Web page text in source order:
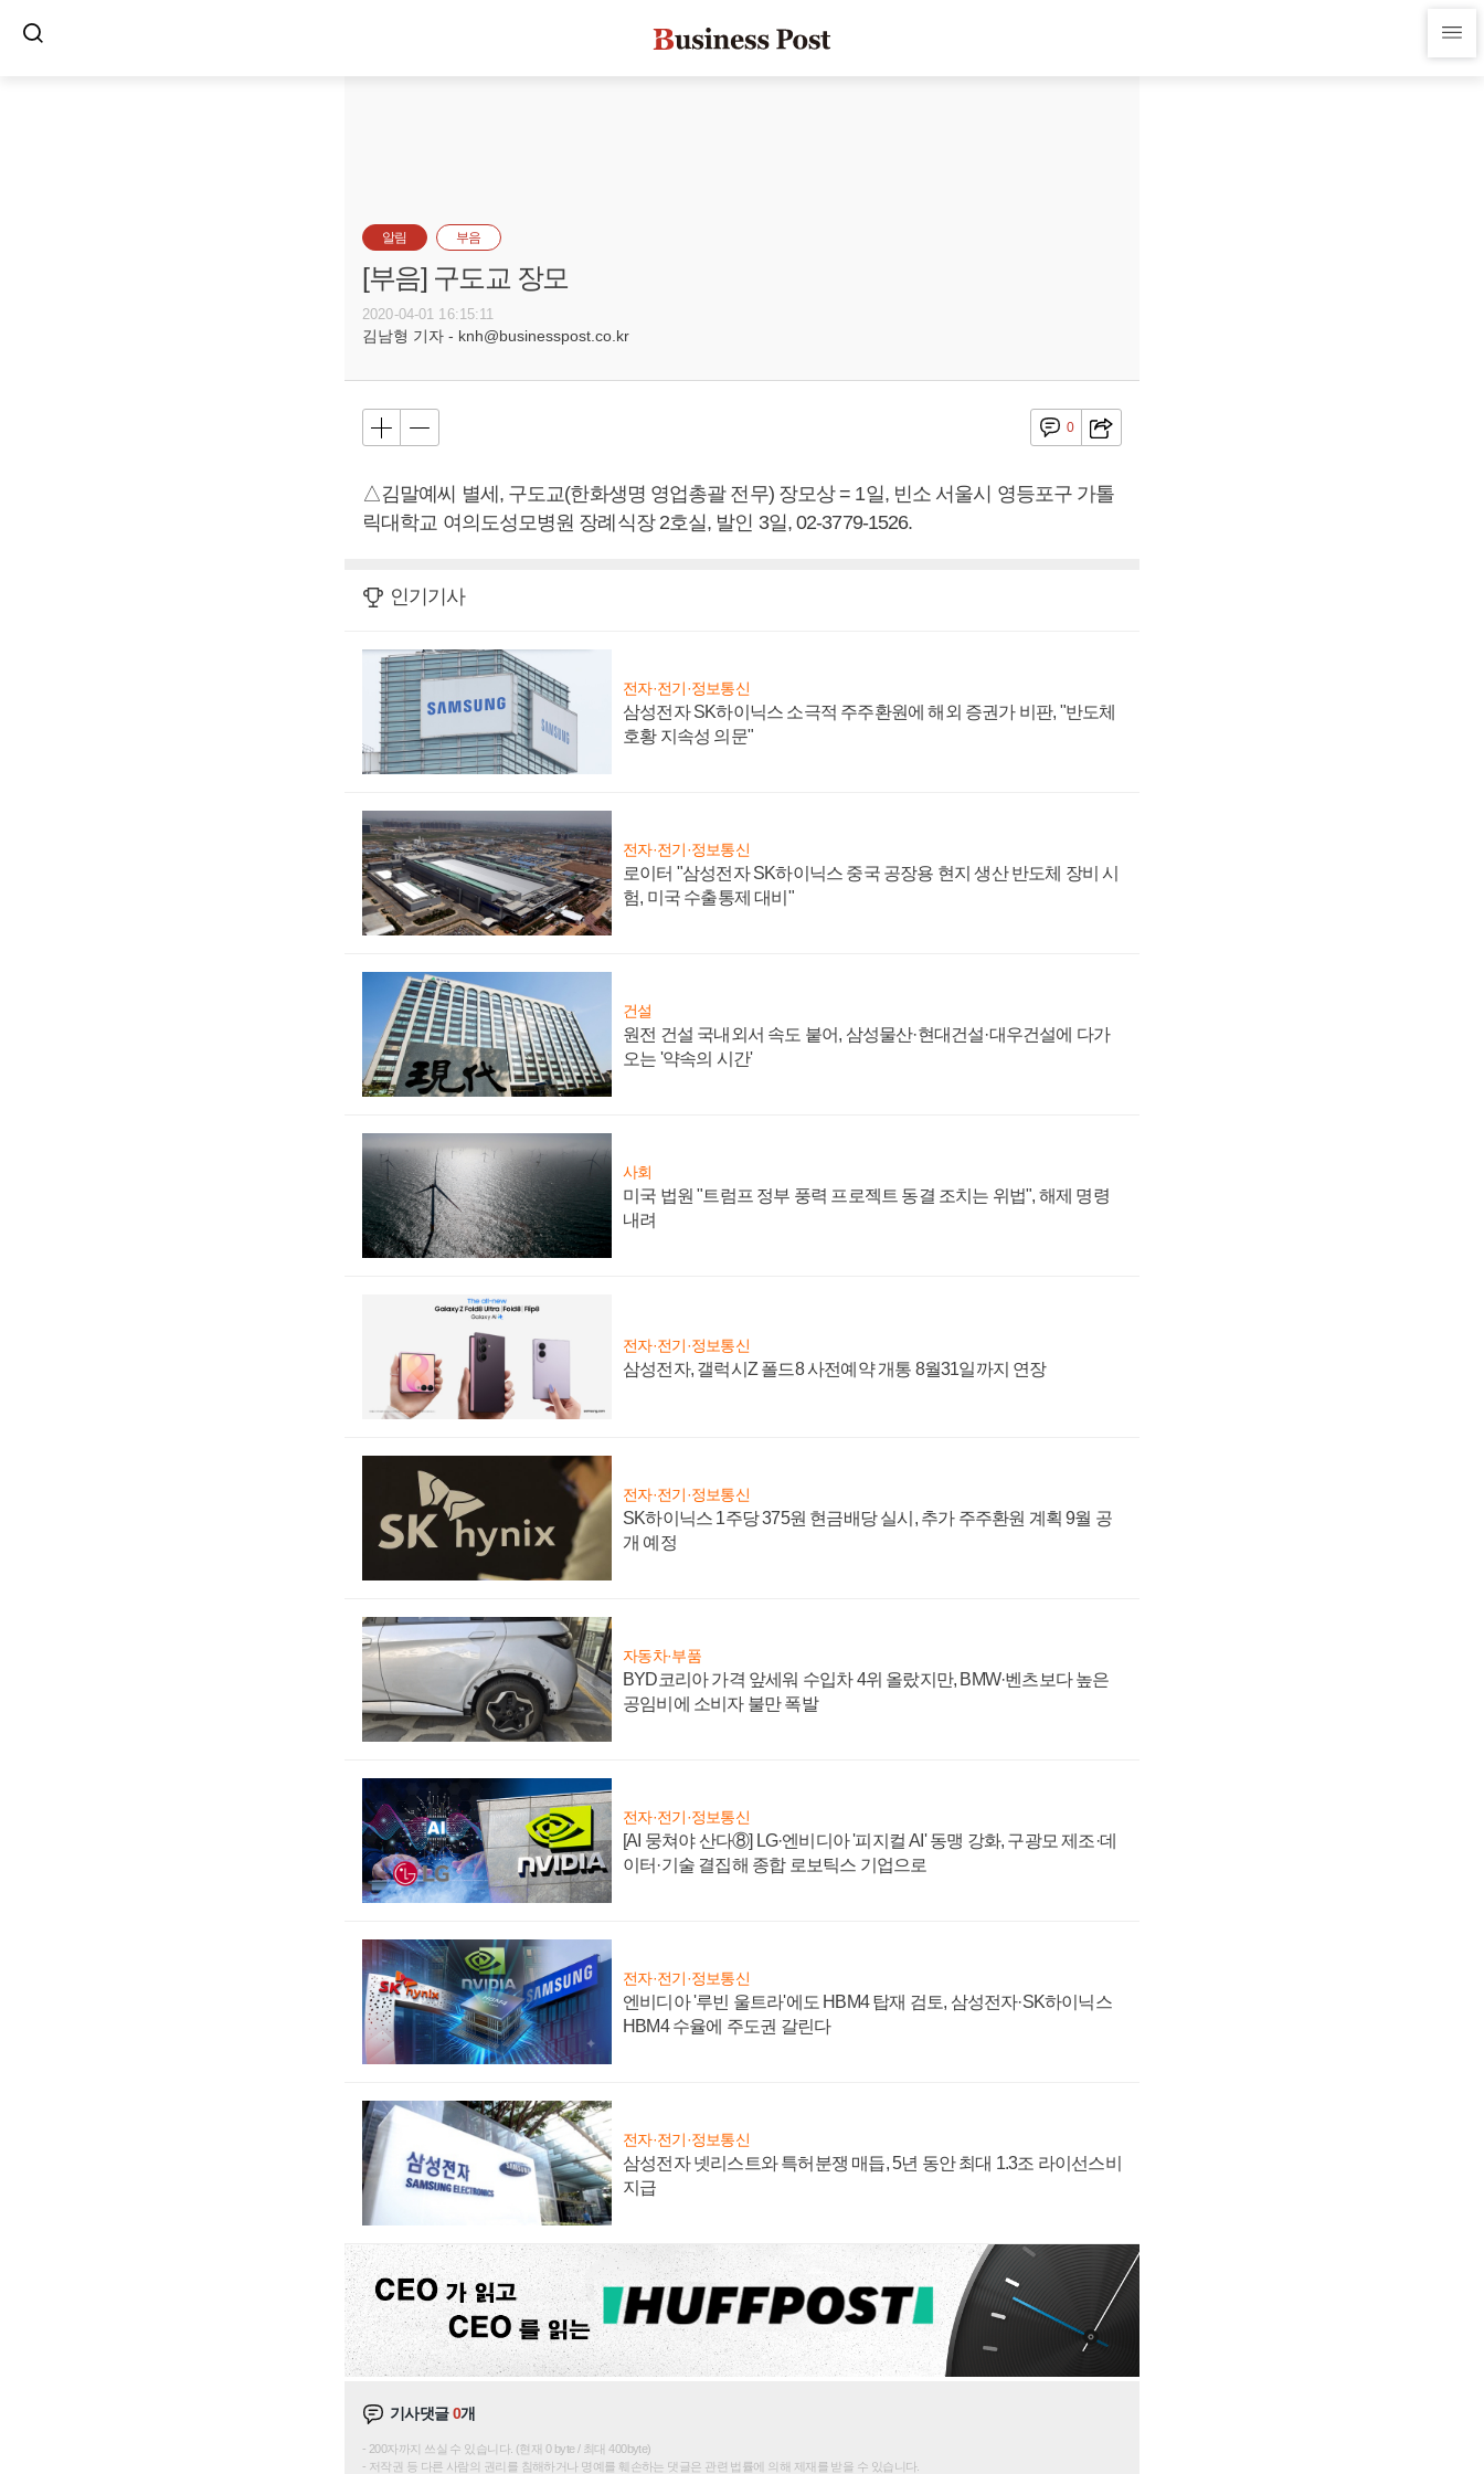
알림 부음
[부음] 구도교 장모
2020-04-01 16:15:11
김남형 기자 - knh@businesspost.co.kr
0
△김말예씨 별세, 구도교(한화생명 영업총괄 전무) 장모상 = 1일, 빈소 서울시 영등포구 가톨
릭대학교 여의도성모병원 장례식장 2호실, 발인 3일, 02-3779-1526.
인기기사
전자·전기·정보통신
삼성전자 SK하이닉스 소극적 주주환원에 해외 증권가 비판, "반도체
호황 지속성 의문"
전자·전기·정보통신
로이터 "삼성전자 SK하이닉스 중국 공장용 현지 생산 반도체 장비 시
험, 미국 수출통제 대비"
건설
원전 건설 국내외서 속도 붙어, 삼성물산·현대건설·대우건설에 다가
오는 '약속의 시간'
사회
미국 법원 "트럼프 정부 풍력 프로젝트 동결 조치는 위법", 해제 명령
내려
전자·전기·정보통신
삼성전자, 갤럭시Z 폴드8 사전예약 개통 8월31일까지 연장
전자·전기·정보통신
SK하이닉스 1주당 375원 현금배당 실시, 추가 주주환원 계획 9월 공
개 예정
자동차·부품
BYD코리아 가격 앞세워 수입차 4위 올랐지만, BMW·벤츠보다 높은
공임비에 소비자 불만 폭발
전자·전기·정보통신
[AI 뭉쳐야 산다⑧] LG·엔비디아 '피지컬 AI' 동맹 강화, 구광모 제조·데
이터·기술 결집해 종합 로보틱스 기업으로
전자·전기·정보통신
엔비디아 '루빈 울트라'에도 HBM4 탑재 검토, 삼성전자·SK하이닉스
HBM4 수율에 주도권 갈린다
전자·전기·정보통신
삼성전자 넷리스트와 특허분쟁 매듭, 5년 동안 최대 1.3조 라이선스비
지급
기사댓글0개
200자까지 쓰실 수 있습니다. (현재 0 byte / 최대 400byte)
저작권 등 다른 사람의 권리를 침해하거나 명예를 훼손하는 댓글은 관련 법률에 의해 제재를 받을 수 있습니다.